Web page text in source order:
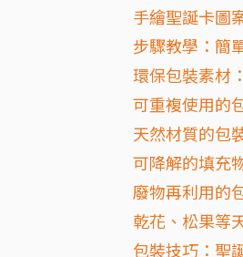
手繪聖誕卡圖
步驟教學：簡
環保包裝素材
可重複使用的
天然材質的包
可降解的填充
廢物再利用的
乾花、松果等
包裝技巧：聖